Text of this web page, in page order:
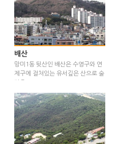
배산
망미1동 뒷산인 배산은 수영구와 연
제구에 걸쳐있는 유서깊은 산으로 술